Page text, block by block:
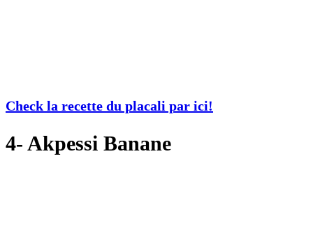
Check la recette du placali par ici!
4- Akpessi Banane